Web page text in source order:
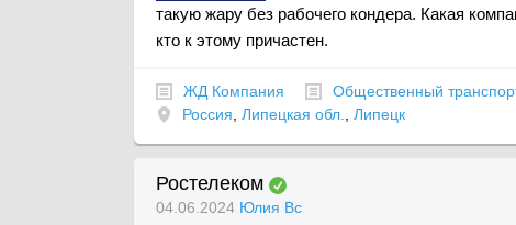
такую жару без рабочего кондера. Какая
кто к этому причастен.
ЖД Компания
Общественный
Россия
Липецкая обл. Липецк
Ростелеком
04.06.2024 Юлия Вс